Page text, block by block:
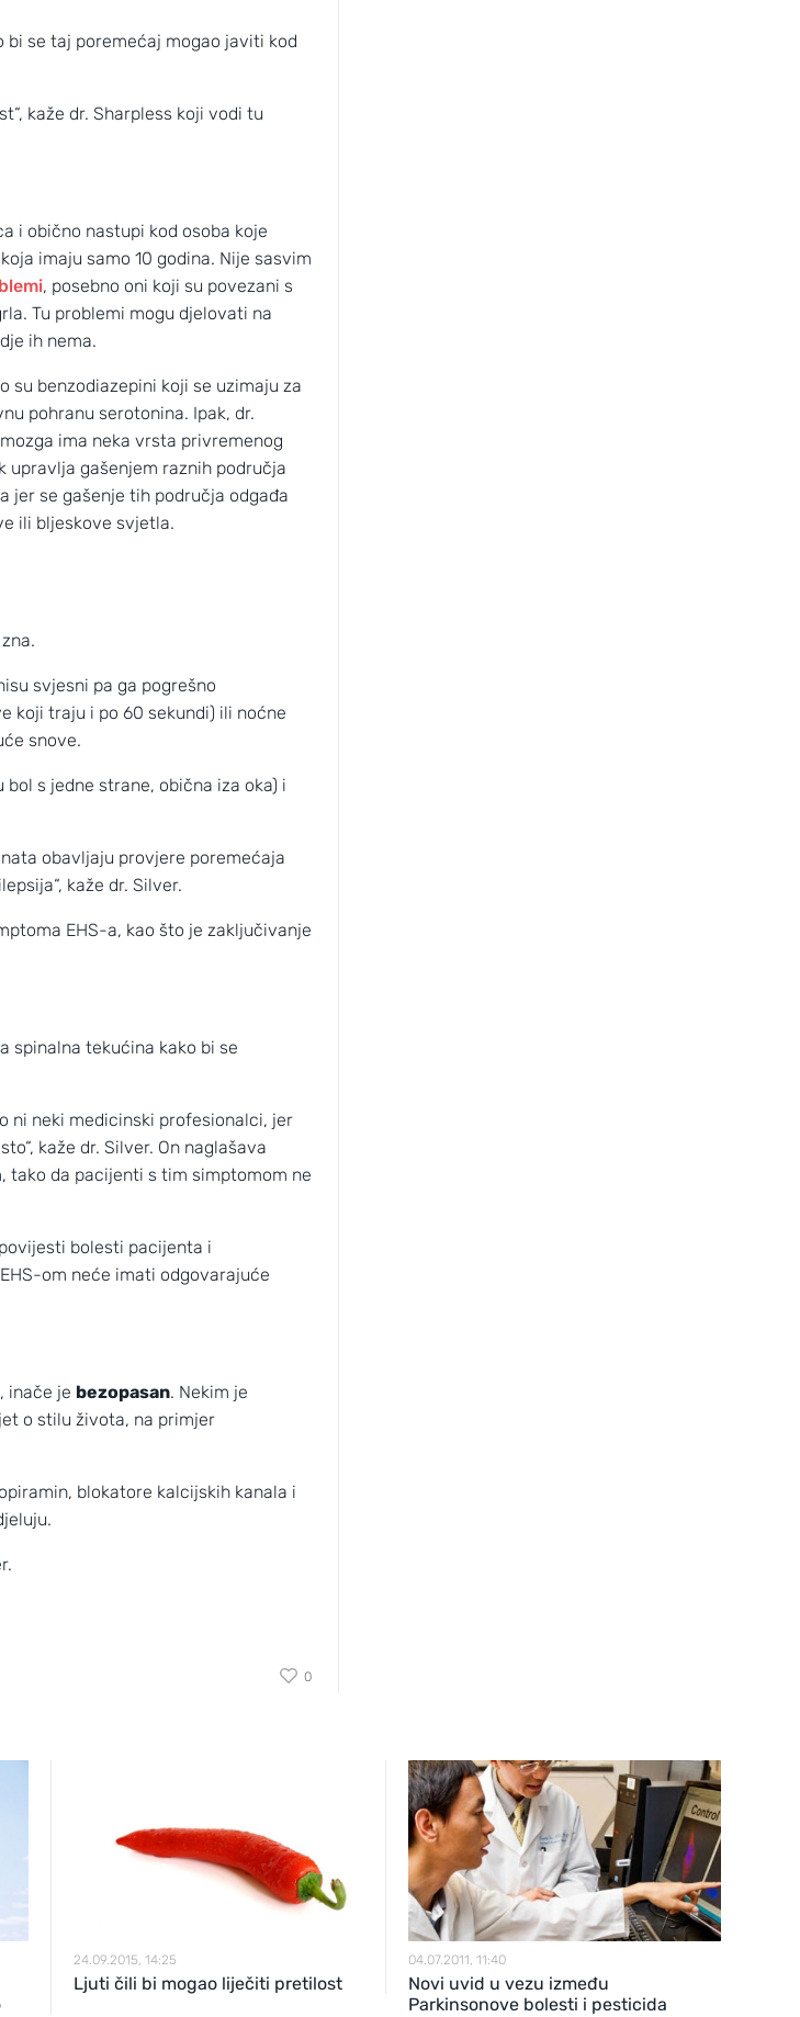
bi se taj poremećaj mogao javiti kod
kaže dr. Sharpless koji vodi tu
i obično nastupi kod osoba koje
imaju samo 10 godina. Nije sasvim
, posebno oni koji su povezani s
Tu problemi mogu djelovati na
ih nema.
su benzodiazepini koji se uzimaju za
pohranu serotonina. Ipak, dr.
ima neka vrsta privremenog
upravlja gašenjem raznih područja
jer se gašenje tih područja odgađa
zvukove ili bljeskove svjetla.
svjesni pa ga pogrešno
koji traju i po 60 sekundi) ili noćne
snove.
s jedne strane, obična iza oka) i
obavljaju provjere poremećaja
kaže dr. Silver.
EHS-a, kao što je zaključivanje
spinalna tekućina kako bi se
ni neki medicinski profesionalci, jer
kaže dr. Silver. On naglašava
tako da pacijenti s tim simptomom ne
bolesti pacijenta i
om neće imati odgovarajuće
inače je bezopasan. Nekim je
o stilu života, na primjer
blokatore kalcijskih kanala i
0
24.09.2015, 14:25
Ljuti čili bi mogao liječiti pretilost
04.07.2011, 11:40
Novi uvid u vezu između
Parkinsonove bolesti i pesticida